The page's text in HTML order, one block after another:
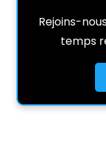
Rejoins-
temps